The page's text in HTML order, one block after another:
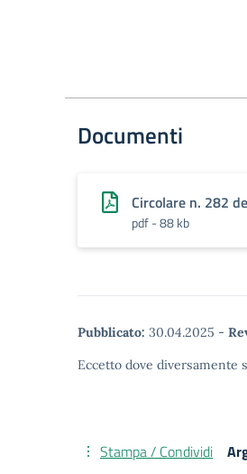
Documenti
Circolare n. 282
pdf - 88 kb
Pubblicato: 30.04.2025 -
Eccetto dove diversamente
Stampa / Condividi